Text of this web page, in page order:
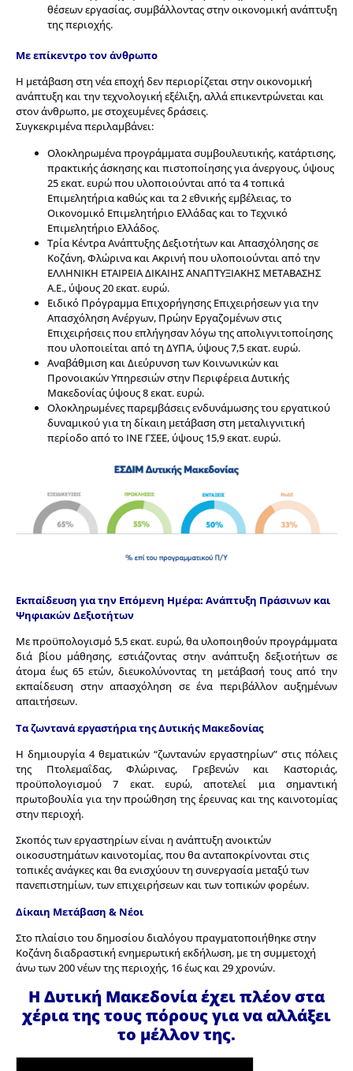
θέσεων εργασίας, συμβάλλοντας στην οικονομική ανάπτυξη
της περιοχής.
Με επίκεντρο τον άνθρωπο
Η μετάβαση στη νέα εποχή δεν περιορίζεται στην οικονομική
ανάπτυξη και την τεχνολογική εξέλιξη, αλλά επικεντρώνεται και
στον άνθρωπο, με στοχευμένες δράσεις.
Συγκεκριμένα περιλαμβάνει:
Ολοκληρωμένα προγράμματα συμβουλευτικής, κατάρτισης,
πρακτικής άσκησης και πιστοποίησης για άνεργους, ύψους
25 εκατ. ευρώ που υλοποιούνται από τα 4 τοπικά
Επιμελητήρια καθώς και τα 2 εθνικής εμβέλειας, το
Οικονομικό Επιμελητήριο Ελλάδας και το Τεχνικό
Επιμελητήριο Ελλάδος.
Τρία Κέντρα Ανάπτυξης Δεξιοτήτων και Απασχόλησης σε
Κοζάνη, Φλώρινα και Ακρινή που υλοποιούνται από την
ΕΛΛΗΝΙΚΗ ΕΤΑΙΡΕΙΑ ΔΙΚΑΙΗΣ ΑΝΑΠΤΥΞΙΑΚΗΣ ΜΕΤΑΒΑΣΗΣ
Α.Ε., ύψους 20 εκατ. ευρώ.
Ειδικό Πρόγραμμα Επιχορήγησης Επιχειρήσεων για την
Απασχόληση Ανέργων, Πρώην Εργαζομένων στις
Επιχειρήσεις που επλήγησαν λόγω της απολιγνιτοποίησης
που υλοποιείται από τη ΔΥΠΑ, ύψους 7,5 εκατ. ευρώ.
Αναβάθμιση και Διεύρυνση των Κοινωνικών και
Προνοιακών Υπηρεσιών στην Περιφέρεια Δυτικής
Μακεδονίας ύψους 8 εκατ. ευρώ.
Ολοκληρωμένες παρεμβάσεις ενδυνάμωσης του εργατικού
δυναμικού για τη δίκαιη μετάβαση στη μεταλιγνιτική
περίοδο από το ΙΝΕ ΓΣΕΕ, ύψους 15,9 εκατ. ευρώ.
Εκπαίδευση για την Επόμενη Ημέρα: Ανάπτυξη Πράσινων και
Ψηφιακών Δεξιοτήτων
Με προϋπολογισμό 5,5 εκατ. ευρώ, θα υλοποιηθούν προγράμματα
διά βίου μάθησης, εστιάζοντας στην ανάπτυξη δεξιοτήτων σε
άτομα έως 65 ετών, διευκολύνοντας τη μετάβασή τους από την
εκπαίδευση στην απασχόληση σε ένα περιβάλλον αυξημένων
απαιτήσεων.
Τα ζωντανά εργαστήρια της Δυτικής Μακεδονίας
Η δημιουργία 4 θεματικών “ζωντανών εργαστηρίων” στις πόλεις
της Πτολεμαΐδας, Φλώρινας, Γρεβενών και Καστοριάς,
προϋπολογισμού 7 εκατ. ευρώ, αποτελεί μια σημαντική
πρωτοβουλία για την προώθηση της έρευνας και της καινοτομίας
στην περιοχή.
Σκοπός των εργαστηρίων είναι η ανάπτυξη ανοικτών
οικοσυστημάτων καινοτομίας, που θα ανταποκρίνονται στις
τοπικές ανάγκες και θα ενισχύουν τη συνεργασία μεταξύ των
πανεπιστημίων, των επιχειρήσεων και των τοπικών φορέων.
Δίκαιη Μετάβαση & Νέοι
Στο πλαίσιο του δημοσίου διαλόγου πραγματοποιήθηκε στην
Κοζάνη διαδραστική ενημερωτική εκδήλωση, με τη συμμετοχή
άνω των 200 νέων της περιοχής, 16 έως και 29 χρονών.
Η Δυτική Μακεδονία έχει πλέον στα
χέρια της τους πόρους για να αλλάξει
το μέλλον της.